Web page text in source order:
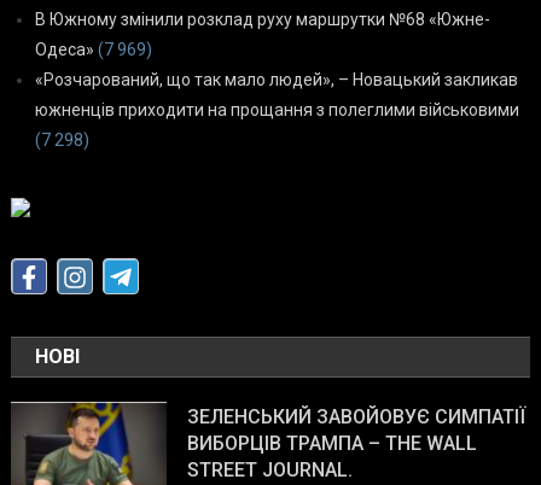
В Южному змінили розклад руху маршрутки №68 «Южне-
Одеса» (7 969)
«Розчарований, що так мало людей», – Новацький закликав
южненців приходити на прощання з полеглими військовими
(7 298)
НОВІ
ЗЕЛЕНСЬКИЙ ЗАВОЙОВУЄ СИМПАТІЇ
ВИБОРЦІВ ТРАМПА – THE WALL
STREET JOURNAL.